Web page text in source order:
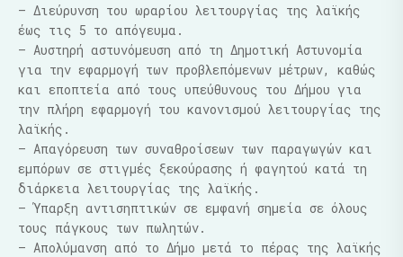
– Διεύρυνση του ωραρίου λειτουργίας της λαϊκής
έως τις 5 το απόγευμα.
– Αυστηρή αστυνόμευση από τη Δημοτική Αστυνομία
για την εφαρμογή των προβλεπόμενων μέτρων, καθώς
και εποπτεία από τους υπεύθυνους του Δήμου για
την πλήρη εφαρμογή του κανονισμού λειτουργίας της
λαϊκής.
– Απαγόρευση των συναθροίσεων των παραγωγών και
εμπόρων σε στιγμές ξεκούρασης ή φαγητού κατά τη
διάρκεια λειτουργίας της λαϊκής.
– Ύπαρξη αντισηπτικών σε εμφανή σημεία σε όλους
τους πάγκους των πωλητών.
– Απολύμανση από το Δήμο μετά το πέρας της λαϊκής